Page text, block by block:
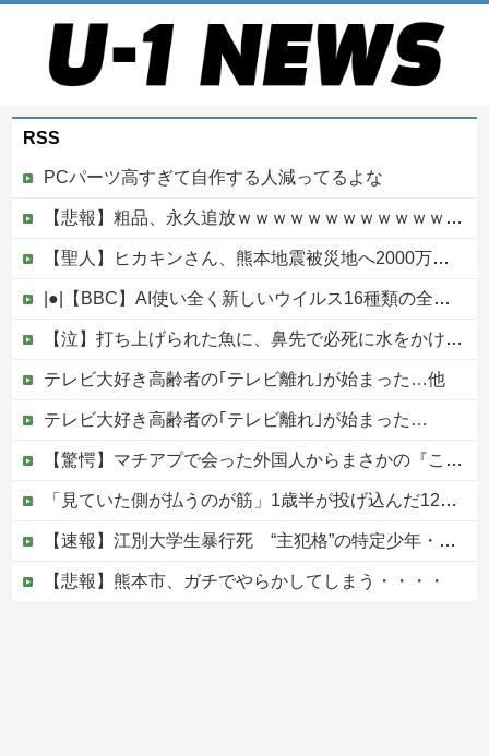
RSS
PCパーツ高すぎて自作する人減ってるよな
【悲報】粗品、永久追放ｗｗｗｗｗｗｗｗｗｗｗｗｗｗｗ（証拠あり）
【聖人】ヒカキンさん、熊本地震被災地へ2000万円の寄付！
|●|【BBC】AI使い全く新しいウイルス16種類の全遺伝情報設計に初成功
【泣】打ち上げられた魚に、鼻先で必死に水をかけてあげる犬が話題
テレビ大好き高齢者の｢テレビ離れ｣が始まった…他
テレビ大好き高齢者の｢テレビ離れ｣が始まった…
【驚愕】マチアプで会った外国人からまさかの『こう』言われたんやがこれワイ詰みか？？？？？？？
「見ていた側が払うのが筋」1歳半が投げ込んだ12万円のスマホ、半額提示した母親は冷たい？
【速報】江別大学生暴行死 “主犯格”の特定少年・川口侑斗被告に「無期懲役」の判決 当時17歳少年に「懲役30年」の判決
【悲報】熊本市、ガチでやらかしてしまう・・・・